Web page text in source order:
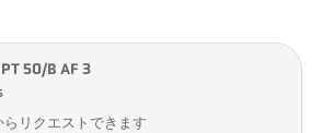
50/B AF 3
らリクエストできます